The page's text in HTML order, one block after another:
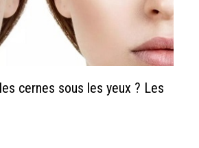
cernes sous les yeux ? Les